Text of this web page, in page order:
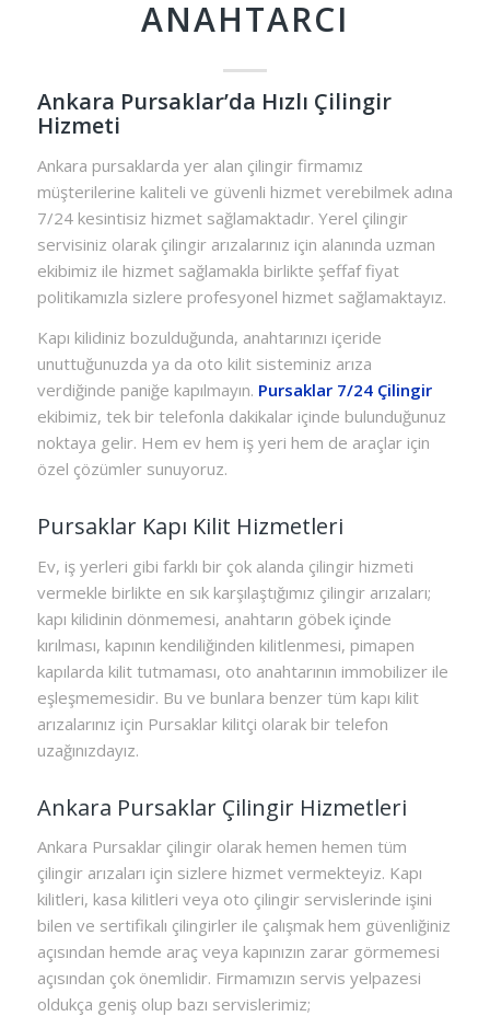
ANAHTARCI
Ankara Pursaklar’da Hızlı Çilingir
Hizmeti
Ankara pursaklarda yer alan çilingir firmamız
müşterilerine kaliteli ve güvenli hizmet verebilmek adına
7/24 kesintisiz hizmet sağlamaktadır. Yerel çilingir
servisiniz olarak çilingir arızalarınız için alanında uzman
ekibimiz ile hizmet sağlamakla birlikte şeffaf fiyat
politikamızla sizlere profesyonel hizmet sağlamaktayız.
Kapı kilidiniz bozulduğunda, anahtarınızı içeride
unuttuğunuzda ya da oto kilit sisteminiz arıza
verdiğinde paniğe kapılmayın. Pursaklar 7/24 Çilingir
ekibimiz, tek bir telefonla dakikalar içinde bulunduğunuz
noktaya gelir. Hem ev hem iş yeri hem de araçlar için
özel çözümler sunuyoruz.
Pursaklar Kapı Kilit Hizmetleri
Ev, iş yerleri gibi farklı bir çok alanda çilingir hizmeti
vermekle birlikte en sık karşılaştığımız çilingir arızaları;
kapı kilidinin dönmemesi, anahtarın göbek içinde
kırılması, kapının kendiliğinden kilitlenmesi, pimapen
kapılarda kilit tutmaması, oto anahtarının immobilizer ile
eşleşmemesidir. Bu ve bunlara benzer tüm kapı kilit
arızalarınız için Pursaklar kilitçi olarak bir telefon
uzağınızdayız.
Ankara Pursaklar Çilingir Hizmetleri
Ankara Pursaklar çilingir olarak hemen hemen tüm
çilingir arızaları için sizlere hizmet vermekteyiz. Kapı
kilitleri, kasa kilitleri veya oto çilingir servislerinde işini
bilen ve sertifikalı çilingirler ile çalışmak hem güvenliğiniz
açısından hemde araç veya kapınızın zarar görmemesi
açısından çok önemlidir. Firmamızın servis yelpazesi
oldukça geniş olup bazı servislerimiz;